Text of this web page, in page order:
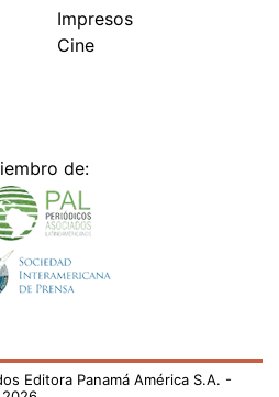
Impresos
Cine
de:
Editora Panamá América S.A. -